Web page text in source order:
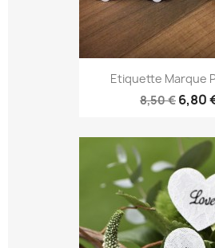
Etiquette Marque
8,50 € 6,80